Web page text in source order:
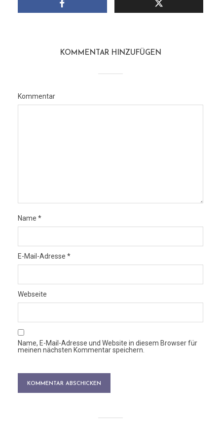
KOMMENTAR HINZUFÜGEN
Kommentar
Name *
E-Mail-Adresse *
Webseite
Name, E-Mail-Adresse und Website in diesem Browser für
meinen nächsten Kommentar speichern.